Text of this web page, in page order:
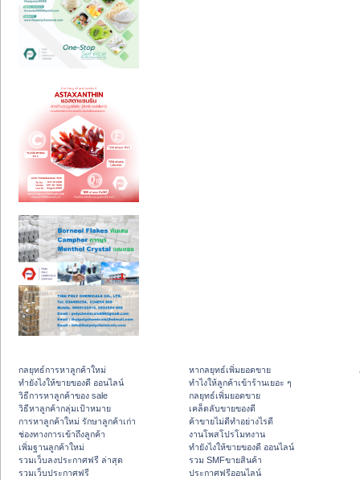
กลยุทธ์การหาลูกค้าใหม่
ทํายังไงให้ขายของดี ออนไลน์
วิธีการหาลูกค้าของ sale
วิธีหาลูกค้ากลุ่มเป้าหมาย
การหาลูกค้าใหม่ รักษาลูกค้าเก่า
ช่องทางการเข้าถึงลูกค้า
เพิ่มฐานลูกค้าใหม่
รวมเว็บลงประกาศฟรี ล่าสุด
รวมเว็บประกาศฟรี
หากลยุทธ์เพิ่มยอดขาย
ทําไงให้ลูกค้าเข้าร้านเยอะ ๆ
กลยุทธ์เพิ่มยอดขาย
เคล็ดลับขายของดี
ค้าขายไม่ดีทำอย่างไรดี
งานโพสโปรโมทงาน
ทํายังไงให้ขายของดี ออนไลน์
รวม SMFขายสินค้า
ประกาศฟรีออนไลน์